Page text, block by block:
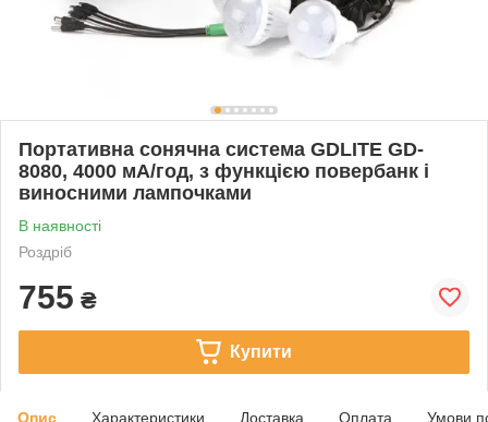
Портативна сонячна система GDLITE GD-
8080, 4000 мА/год, з функцією повербанк і
виносними лампочками
В наявності
Роздріб
755 ₴
Купити
Опис Характеристики Доставка Оплата Умови